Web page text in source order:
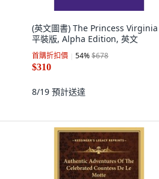
(英文圖書) The Princess Virginia
平裝版, Alpha Edition, 英文
首購折扣價 54%$678
$310
8/19 預計送達